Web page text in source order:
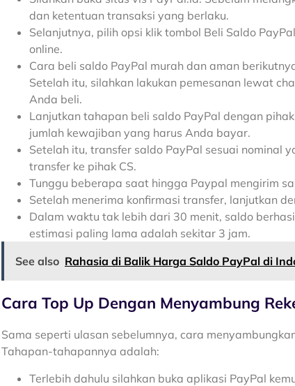
dan ketentuan transaksi yang berlaku.
Selanjutnya, pilih opsi klik tombol Beli Saldo
online.
Cara beli saldo PayPal murah dan aman
Setelah itu, silahkan lakukan pemesanan lewat
Anda beli.
Lanjutkan tahapan beli saldo PayPal dengan
jumlah kewajiban yang harus Anda bayar.
Setelah itu, transfer saldo PayPal sesuai nominal
transfer ke pihak CS.
Tunggu beberapa saat hingga Paypal mengirim
Setelah menerima konfirmasi transfer, lanjutkan
Dalam waktu tak lebih dari 30 menit, saldo
estimasi paling lama adalah sekitar 3 jam.
See also Rahasia di Balik Harga Saldo PayPal di
Cara Top Up Dengan Menyambung
Sama seperti ulasan sebelumnya, cara
Tahapan-tahapannya adalah:
Terlebih dahulu silahkan buka aplikasi PayPal